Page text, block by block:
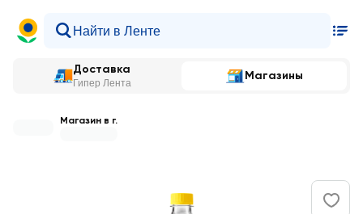
Доставка
Гипер Лента
Магазины
Магазин в г.